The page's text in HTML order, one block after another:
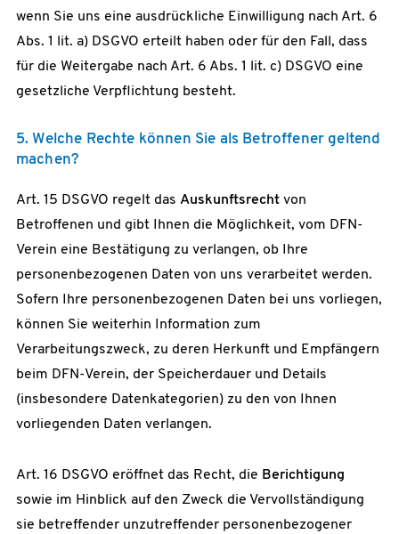
wenn Sie uns eine ausdrückliche Einwilligung nach Art. 6
Abs. 1 lit. a) DSGVO erteilt haben oder für den Fall, dass
für die Weitergabe nach Art. 6 Abs. 1 lit. c) DSGVO eine
gesetzliche Verpflichtung besteht.
5. Welche Rechte können Sie als Betroffener geltend
machen?
Art. 15 DSGVO regelt das Auskunftsrechtvon
Betroffenen und gibt Ihnen die Möglichkeit, vom DFN-
Verein eine Bestätigung zu verlangen, ob Ihre
personenbezogenen Daten von uns verarbeitet werden.
Sofern Ihre personenbezogenen Daten bei uns vorliegen,
können Sie weiterhin Information zum
Verarbeitungszweck, zu deren Herkunft und Empfängern
beim DFN-Verein, der Speicherdauer und Details
(insbesondere Datenkategorien) zu den von Ihnen
vorliegenden Daten verlangen.
Art. 16 DSGVO eröffnet das Recht, die Berichtigung
sowie im Hinblick auf den Zweck die Vervollständigung
sie betreffender unzutreffender personenbezogener